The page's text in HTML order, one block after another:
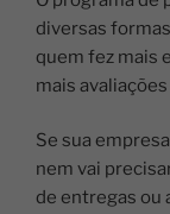
diversas
quem fez mais
mais
Se sua
nem vai
de entregas ou